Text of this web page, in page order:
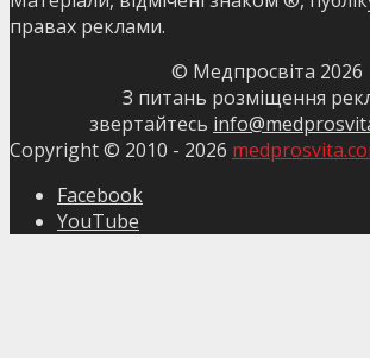
правах реклами.
© Медпросвіта 2026
З питань розміщення
звертайтесь
Copyright © 2010 - 2026
Facebook
YouTube